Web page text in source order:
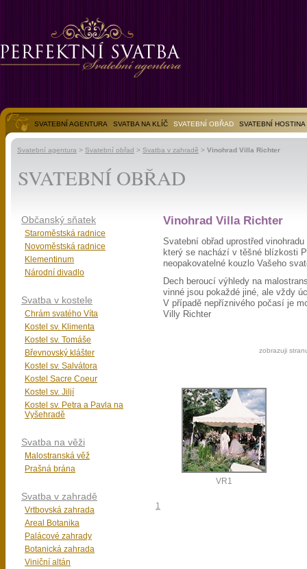
SVATEBNÍ AGENTURA SVATBA NA KLÍČ SVATEBNÍ OBŘAD
SVATEBNÍ HOSTINA
SVATEBNÍ FOTOGALERIE
Svatební agentura > Svatební obřad > Svatba v zahradě > Vinohrad Villa Richter
SVATEBNÍ OBŘAD
Vinohrad Villa Richter
Svatební obřad uprostřed
který se nachází v těšné blízkosti
neopakovatelné kouzlo Vašeho
Dech beroucí výhledy na
vinné jsou pokaždé jiné, ale vždy
V případě nepříznivého počasí je
Villy Richter
zobrazuji
VR1
1
Občanský sňatek
Staroměstská radnice
Novoměstská radnice
Klementinum
Národní divadlo
Svatba v kostele
Chrám svatého Víta
Kostel sv. Klimenta
Kostel sv. Tomáše
Břevnovský klášter
Kostel sv. Salvátora
Kostel Sacre Coeur
Kostel sv. Jiljí
Kostel sv. Petra a Pavla na
Vyšehradě
Svatba na věži
Malostranská věž
Prašná brána
Svatba v zahradě
Vrtbovská zahrada
Areal Botanika
Palácové zahrady
Botanická zahrada
Viniční altán